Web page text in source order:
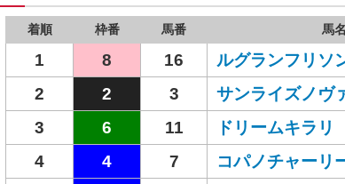
着順 枠番 馬番 馬名
1 8 16 ルグランフリソ
2
2 3 サンライズノヴ
3
6 11 ドリームキラリ
4
4 7 コパノチャーリ